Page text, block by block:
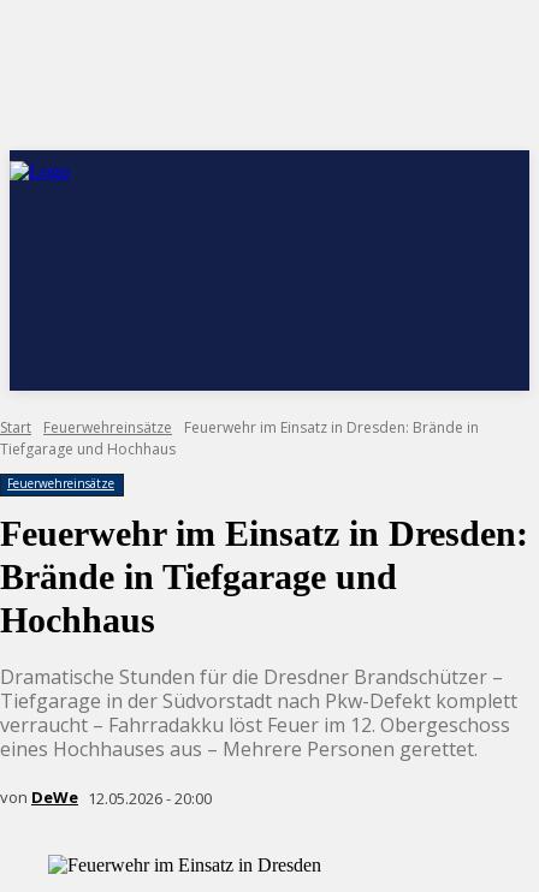
Start Feuerwehreinsätze
Feuerwehr im Einsatz in Dresden: Brände in
Tiefgarage und Hochhaus
Feuerwehreinsätze
Feuerwehr im Einsatz in Dresden:
Brände in Tiefgarage und
Hochhaus
Dramatische Stunden für die Dresdner Brandschützer –
Tiefgarage in der Südvorstadt nach Pkw-Defekt komplett
verraucht – Fahrradakku löst Feuer im 12. Obergeschoss
eines Hochhauses aus – Mehrere Personen gerettet.
von DeWe 12.05.2026 - 20:00